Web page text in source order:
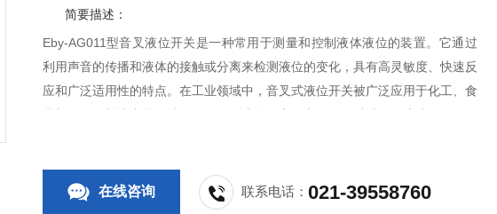
简要描述：
Eby-AG011型音叉液位开关是一种常用于测量和控制液体液位的装置。它通过
利用声音的传播和液体的接触或分离来检测液位的变化，具有高灵敏度、快速反
应和广泛适用性的特点。在工业领域中，音叉式液位开关被广泛应用于化工、食
品加工、饮料生产等领域，用于监测液体的高位和低位，以避免溢流或干涸，提
在线咨询 联系电话：021-39558760